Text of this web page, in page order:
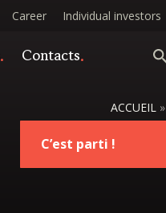
Career Individual investors
Contacts
ACCUEIL »
C’est parti !